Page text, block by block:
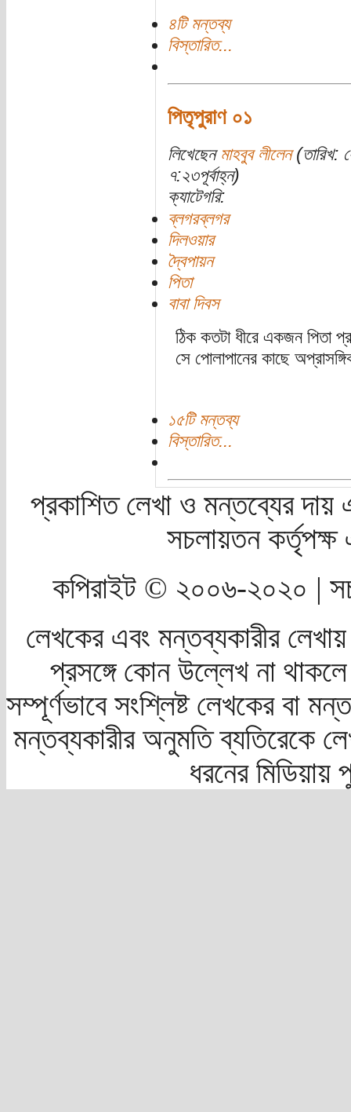
৪টি মন্তব্য
বিস্তারিত...
পিতৃপুরাণ ০১
লিখেছেন মাহবুব লীলেন(তারিখ:
৭:২৩পূর্বাহ্ন)
ক্যাটেগরি:
ব্লগরব্লগর
দিলওয়ার
দ্বৈপায়ন
পিতা
বাবা দিবস
ঠিক কতটা ধীরে একজন পিতা
সে পোলাপানের কাছে
১৫টি মন্তব্য
বিস্তারিত...
প্রকাশিত লেখা ও মন্তব্যের দায়
সচলায়তন
কপিরাইট © ২০০৬-২০২০ |
লেখকের এবং মন্তব্যকারীর
প্রসঙ্গে কোন উল্লেখ না
সম্পূর্ণভাবে সংশ্লিষ্ট লেখকের বা
মন্তব্যকারীর অনুমতি ব্যতিরেকে
ধরনের মিডিয়ায়